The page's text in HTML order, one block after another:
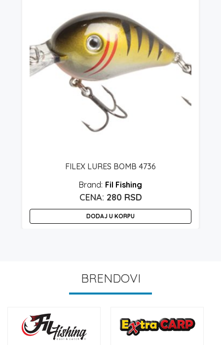
FILEX LURES BOMB 4736
Fil Fishing
280 RSD
DODAJ U KORPU
BRENDOVI